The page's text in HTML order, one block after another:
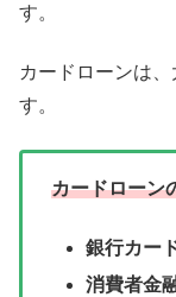
す。
カードローンは
す。
カードローン
銀行カー
消費者金